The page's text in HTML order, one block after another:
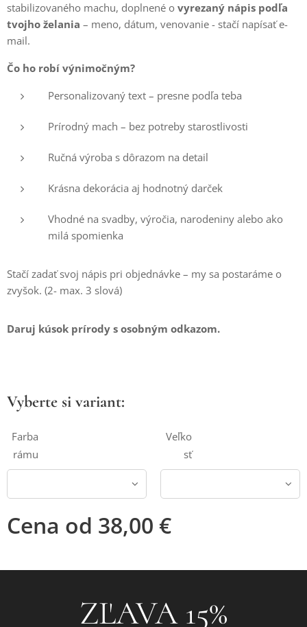
stabilizovaného machu, doplnené o vyrezaný nápis podľa
tvojho želania – meno, dátum, venovanie - stačí napísať e-
mail.
Čo ho robí výnimočným?
Personalizovaný text – presne podľa teba
Prírodný mach – bez potreby starostlivosti
Ručná výroba s dôrazom na detail
Krásna dekorácia aj hodnotný darček
Vhodné na svadby, výročia, narodeniny alebo ako
milá spomienka
Stačí zadať svoj nápis pri objednávke – my sa postaráme o
zvyšok. (2- max. 3 slová)
Daruj kúsok prírody s osobným odkazom.
Vyberte si variant:
Farba
rámu
Veľko
sť
Cena od 38,00 €
❤ZĽAVA 15%❤